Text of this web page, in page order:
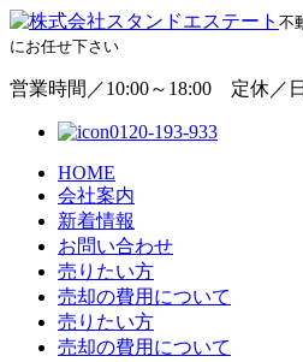
不
にお任せ下さい
営業時間／10:00～18:00 定休／
0120-193-933
HOME
会社案内
新着情報
お問い合わせ
売りたい方
売却の費用について
売りたい方
売却の費用について